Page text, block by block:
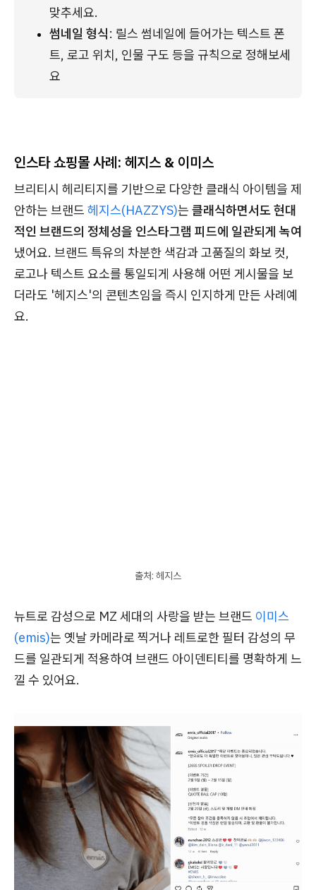
맞추세요.
썸네일 형식: 릴스 썸네일에 들어가는 텍스트 폰
트, 로고 위치, 인물 구도 등을 규칙으로 정해보세
요
인스타 쇼핑몰 사례: 헤지스 & 이미스
브리티시 헤리티지를 기반으로 다양한 클래식 아이템을 제
안하는 브랜드 헤지스(HAZZYS)는 클래식하면서도 현대
적인 브랜드의 정체성을 인스타그램 피드에 일관되게 녹여
냈어요. 브랜드 특유의 차분한 색감과 고품질의 화보 컷,
로고나 텍스트 요소를 통일되게 사용해 어떤 게시물을 보
더라도 '헤지스'의 콘텐츠임을 즉시 인지하게 만든 사례예
요.
출처: 헤지스
뉴트로 감성으로 MZ 세대의 사랑을 받는 브랜드 이미스
(emis)는 옛날 카메라로 찍거나 레트로한 필터 감성의 무
드를 일관되게 적용하여 브랜드 아이덴티티를 명확하게 느
낄 수 있어요.